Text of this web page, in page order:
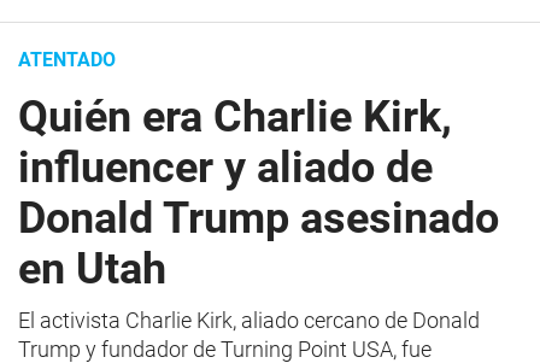
ATENTADO
Quién era Charlie Kirk,
influencer y aliado de
Donald Trump asesinado
en Utah
El activista Charlie Kirk, aliado cercano de Donald
Trump y fundador de Turning Point USA, fue